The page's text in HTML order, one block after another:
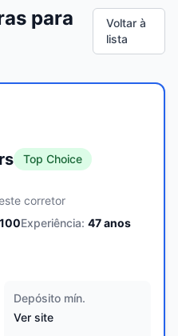
para
Voltar à
lista
Top Choice
corretor
Experiência: 47anos
Depósito mín.
Ver site